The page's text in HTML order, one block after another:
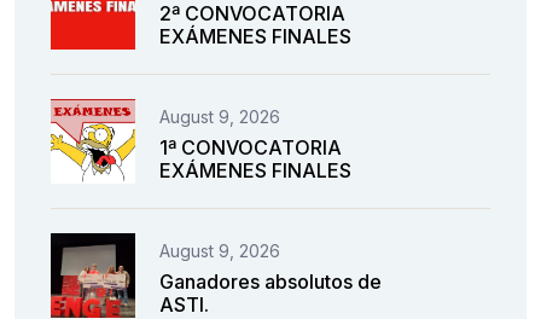
2ª CONVOCATORIA
EXÁMENES FINALES
August 9, 2026
1ª CONVOCATORIA
EXÁMENES FINALES
August 9, 2026
Ganadores absolutos de
ASTI.